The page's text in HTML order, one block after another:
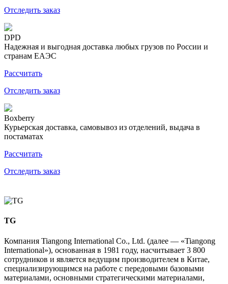
Отследить заказ
DPD
Надежная и выгодная доставка любых грузов по России и
странам ЕАЭС
Рассчитать
Отследить заказ
Boxberry
Курьерская доставка, самовывоз из отделений, выдача в
постаматах
Рассчитать
Отследить заказ
TG
Компания Tiangong International Co., Ltd. (далее — «Tiangong
International»), основанная в 1981 году, насчитывает 3 800
сотрудников и является ведущим производителем в Китае,
специализирующимся на работе с передовыми базовыми
материалами, основными стратегическими материалами,